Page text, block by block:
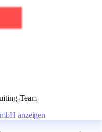
Team
anzeigen